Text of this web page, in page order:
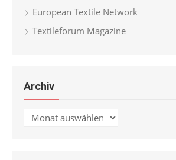
European Textile Network
Textileforum Magazine
Archiv
Archiv